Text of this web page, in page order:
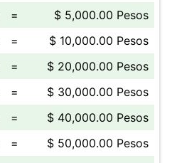
=
$ 5,000.00 Pesos
=
$ 10,000.00 Pesos
=
$ 20,000.00 Pesos
=
$ 30,000.00 Pesos
=
$ 40,000.00 Pesos
=
$ 50,000.00 Pesos